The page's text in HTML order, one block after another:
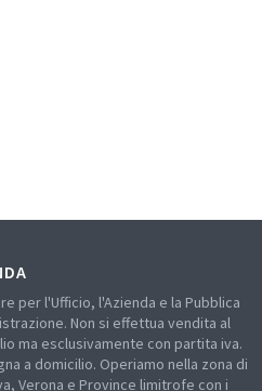
per l'Ufficio, l'Azienda e la Pubblica
Non si effettua vendita al
ma esclusivamente con partita iva.
a domicilio. Operiamo nella zona di
Verona e Province limitrofe con i